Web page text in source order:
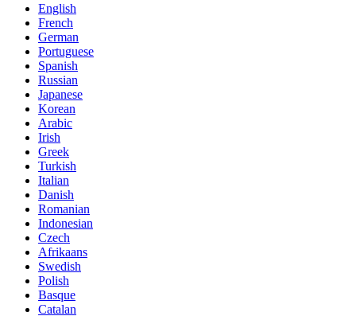
English
French
German
Portuguese
Spanish
Russian
Japanese
Korean
Arabic
Irish
Greek
Turkish
Italian
Danish
Romanian
Indonesian
Czech
Afrikaans
Swedish
Polish
Basque
Catalan